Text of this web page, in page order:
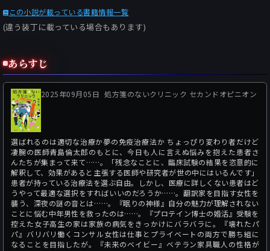
この小説が載っている書籍情報一覧
(違う装丁に載っている場合もあります)
あらすじ
2025年09月05日 処方箋のないクリニック セカンドオピニオン
選ばれるのは適切な治療か夢の免疫治療法か ちょっぴり変わり者だけど
凄腕の医師青島倫太郎のもとに、今日も人に言えぬ悩みを抱えた患者さ
んたちが集まって来て……。「残念なことに、臨床試験の結果を恣意的に
解釈して、効果があると主張する医師や研究者が世の中にはいるんです」
患者が持っている治療法を選ぶ自由。しかし、医療に詳しくない患者はど
うやって最適な選択をすればいいのだろうか……。翻訳家を目指す女性を
襲う、深夜の謎の音とは……。『眠りの神様』自分の魅力が理解されない
ことに悩む中年男性を救ったのは……。『プロテイン博士の婚活』受験を
控えた女子高生の家は家族の病気をきっかけにバラバラに。『壊れたパ
パ』バリバリ働くコンサル女性は仕事とプライベートの両方で勝ち組に
なることを目指したが。『未来のベイビー』ベテラン家具職人の性格が